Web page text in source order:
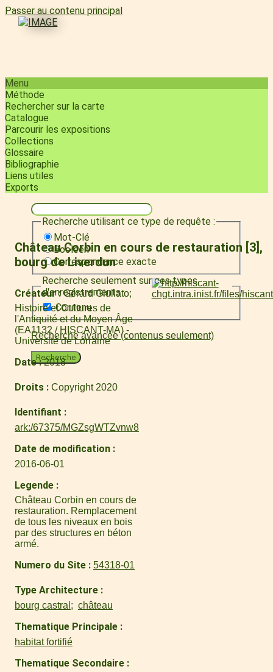
Passer au contenu principal
Menu
Méthode
Rechercher sur la carte
Catalogue
Parcourir les expositions
Collections
Glossaire
Bibliographie
Liens utiles
Exports
Recherche utilisant ce type de requête :
Mot-Clé
Booléen
Correspondance exacte
Recherche seulement sur ces types
d'enregistrements :
Contenu
Recherche avancée (contenus seulement)
Recherche
Château Corbin en cours de restauration [3],
bourg de Liverdun
Créateur
Gérard Giuliato
Histoire et Cultures de
l'Antiquité et du Moyen Âge
(EA1132 / HISCANT-MA) -
Université de Lorraine
Date 2018
Droits Copyright 2020
Identifiant
ark:/67375/MGZsgWTZvnw8
Date de modification
2016-06-01
Legende
Château Corbin en cours de
restauration. Remplacement
de tous les niveaux en bois
par des structures en béton
armé.
Numero du Site 54318-01
Type Architecture
bourg castral château
Thematique Principale
habitat fortifié
Thematique Secondaire